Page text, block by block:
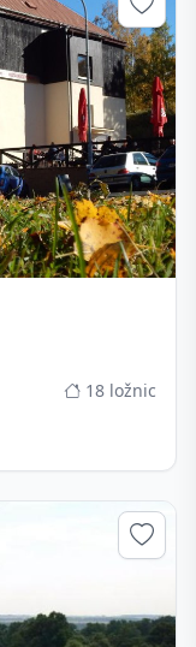
18 ložnic